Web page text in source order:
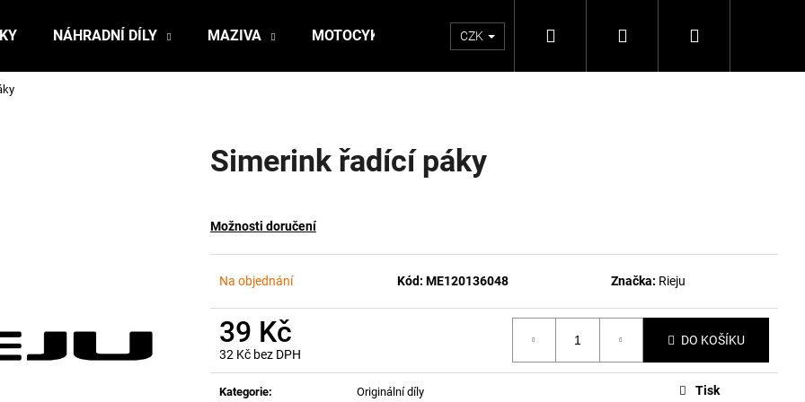
NÁHRADNÍ DÍLY MAZIVA MOTOCYKLY CZK Hledat PřihlášeníNákupní
Simerink řadící páky
Možnosti doručení
Na objednání Kód: ME120136048 Značka: Rieju
39 Kč
32 Kč bez DPH
Měrná
cena:
DO KOŠÍKU
Kategorie:
Originální díly
Tisk
HLEDAT